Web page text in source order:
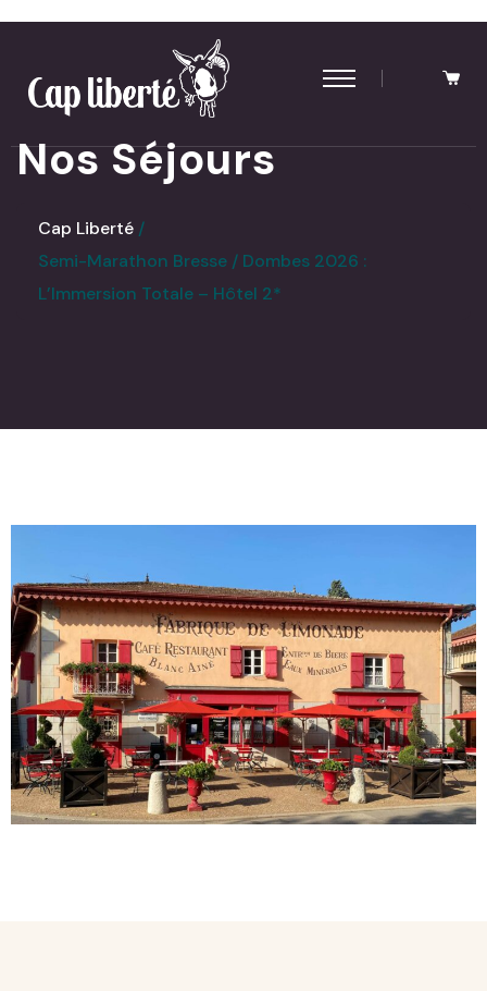
Nos Séjours
Cap Liberté
Semi-Marathon Bresse / Dombes 2026 :
L’Immersion Totale – Hôtel 2*